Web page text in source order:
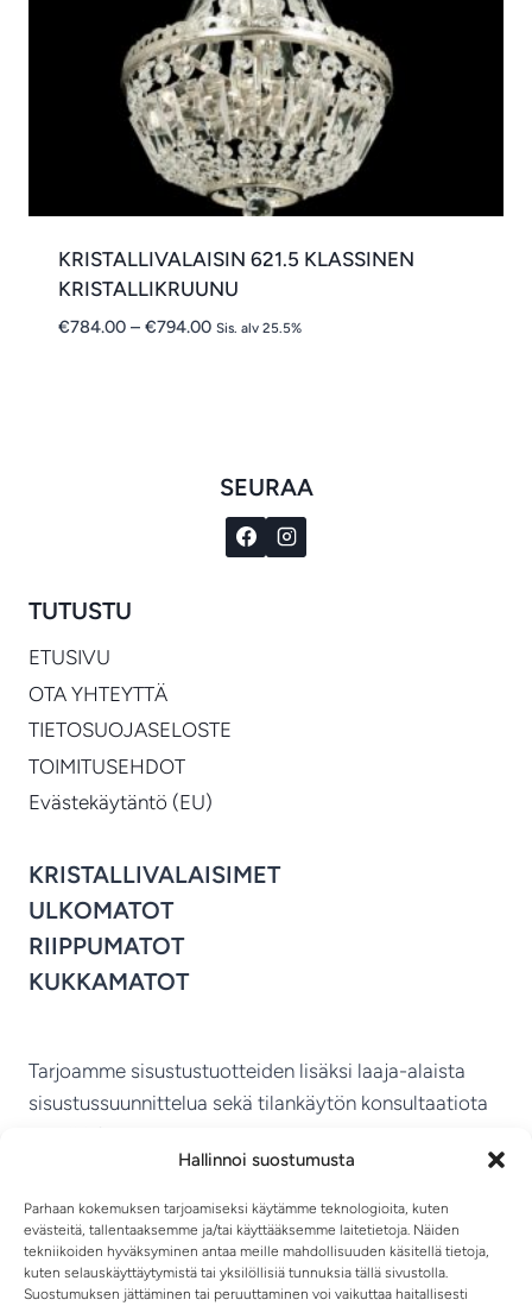
Hallinnoi suostumusta
Parhaan kokemuksen tarjoamiseksi käytämme teknologioita, kuten
evästeitä, tallentaaksemme ja/tai käyttääksemme laitetietoja. Näiden
tekniikoiden hyväksyminen antaa meille mahdollisuuden käsitellä tietoja,
kuten selauskäyttäytymistä tai yksilöllisiä tunnuksia tällä sivustolla.
Suostumuksen jättäminen tai peruuttaminen voi vaikuttaa haitallisesti
KRISTALLIVALAISIN 621.5 KLASSINEN
KRISTALLIKRUUNU
€784.00 – €794.00Hintaluokka:
Sis. alv 25.5%
SEURAA
TUTUSTU
ETUSIVU
OTA YHTEYTTÄ
TIETOSUOJASELOSTE
TOIMITUSEHDOT
Evästekäytäntö (EU)
KRISTALLIVALAISIMET
ULKOMATOT
RIIPPUMATOT
KUKKAMATOT
Tarjoamme sisustustuotteiden lisäksi laaja-alaista
sisustussuunnittelua sekä tilankäytön konsultaatiota
MIKKELIN VITRIINI KY